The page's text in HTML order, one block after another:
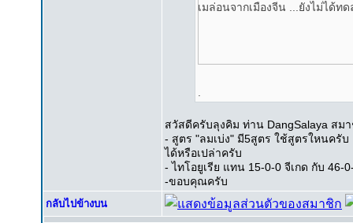
เมล่อนจากเมืองจีน ...ยังไม่ได้ท
สวัสดีครับลุงคิม ท่าน DangSalaya สม
- สูตร "ลมเบ่ง" มี5สูตร ใช้สูตรใหนครับ
ได้หรือเปล่าครับ
- ไทโอยูเรีย แทน 15-0-0 จีเกด กับ 46-
-ขอบคุณครับ
กลับไปข้างบน